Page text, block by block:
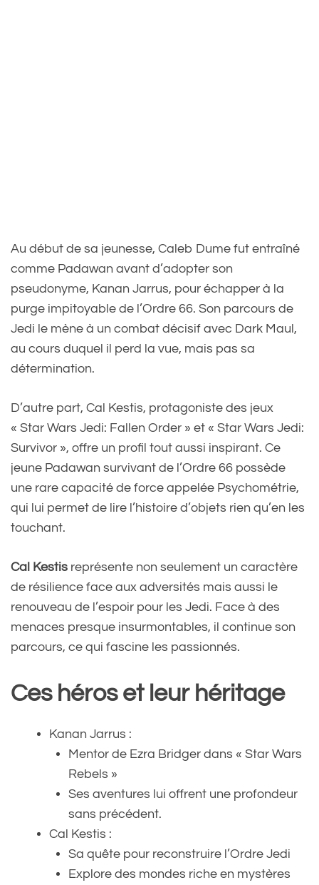
Au début de sa jeunesse, Caleb Dume fut entraîné
comme Padawan avant d’adopter son
pseudonyme, Kanan Jarrus, pour échapper à la
purge impitoyable de l’Ordre 66. Son parcours de
Jedi le mène à un combat décisif avec Dark Maul,
au cours duquel il perd la vue, mais pas sa
détermination.
D’autre part, Cal Kestis, protagoniste des jeux
« Star Wars Jedi: Fallen Order » et « Star Wars Jedi:
Survivor », offre un profil tout aussi inspirant. Ce
jeune Padawan survivant de l’Ordre 66 possède
une rare capacité de force appelée Psychométrie,
qui lui permet de lire l’histoire d’objets rien qu’en les
touchant.
Cal Kestis représente non seulement un caractère
de résilience face aux adversités mais aussi le
renouveau de l’espoir pour les Jedi. Face à des
menaces presque insurmontables, il continue son
parcours, ce qui fascine les passionnés.
Ces héros et leur héritage
Kanan Jarrus :
Mentor de Ezra Bridger dans « Star Wars
Rebels »
Ses aventures lui offrent une profondeur
sans précédent.
Cal Kestis :
Sa quête pour reconstruire l’Ordre Jedi
Explore des mondes riche en mystères